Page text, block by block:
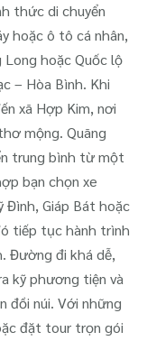
thức di chuyển
hoặc ô tô cá nhân,
hoặc Quốc lộ
– Hòa Bình. Khi
xã Hợp Kim, nơi
mộng. Quãng
trung bình từ một
bạn chọn xe
Giáp Bát hoặc
tiếp tục hành trình
Đường đi khá dễ,
kỹ phương tiện và
đồi núi. Với những
đặt tour trọn gói